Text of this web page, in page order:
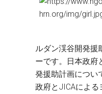
ルダン渓谷開発援
ーです。日本政府
発援助計画につい
政府とJICAによ